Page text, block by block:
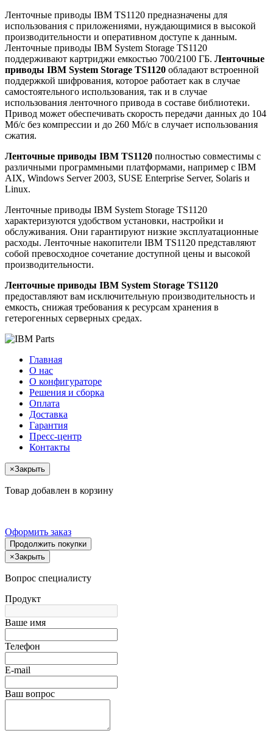
Ленточные приводы IBM TS1120 предназначены для
использования с приложениями, нуждающимися в высокой
производительности и оперативном доступе к данным.
Ленточные приводы IBM System Storage TS1120
поддерживают картриджи емкостью 700/2100 ГБ. Ленточные
приводы IBM System Storage TS1120 обладают встроенной
поддержкой шифрования, которое работает как в случае
самостоятельного использования, так и в случае
использования ленточного привода в составе библиотеки.
Привод может обеспечивать скорость передачи данных до 104
Мб/с без компрессии и до 260 Мб/с в случает использования
сжатия.
Ленточные приводы IBM TS1120 полностью совместимы с
различными программными платформами, например с IBM
AIX, Windows Server 2003, SUSE Enterprise Server, Solaris и
Linux.
Ленточные приводы IBM System Storage TS1120
характеризуются удобством установки, настройки и
обслуживания. Они гарантируют низкие эксплуатационные
расходы. Ленточные накопители IBM TS1120 представляют
собой превосходное сочетание доступной цены и высокой
производительности.
Ленточные приводы IBM System Storage TS1120
предоставляют вам исключительную производительность и
емкость, снижая требования к ресурсам хранения в
гетерогенных серверных средах.
Главная
О нас
О конфигураторе
Решения и сборка
Оплата
Доставка
Гарантия
Пресс-центр
Контакты
×Закрыть
Товар добавлен в корзину
Оформить заказ
Продолжить покупки
×Закрыть
Вопрос специалисту
Продукт
Ваше имя
Телефон
E-mail
Ваш вопрос